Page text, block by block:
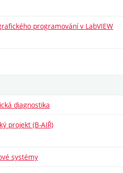
programování v LabVIEW
diagnostika
projekt (B-AIŘ)
systémy